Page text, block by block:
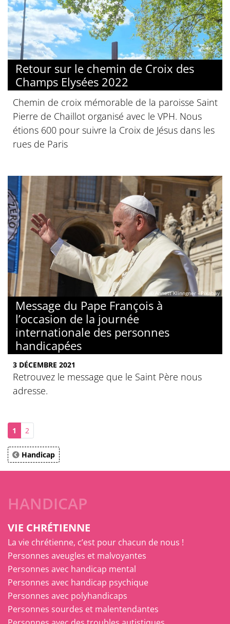
Retour sur le chemin de Croix des
Champs Elysées 2022
Chemin de croix mémorable de la paroisse Saint
Pierre de Chaillot organisé avec le VPH. Nous
étions 600 pour suivre la Croix de Jésus dans les
rues de Paris
© Annett Klinngner - Pixabay
Message du Pape François à
l’occasion de la journée
internationale des personnes
handicapées
3 DÉCEMBRE 2021
Retrouvez le message que le Saint Père nous
adresse.
1 2
Handicap
HANDICAP
VIE CHRÉTIENNE
La vie chrétienne, c’est pour chacun de nous !
Personnes aveugles et malvoyantes
Personnes avec handicap mental
Personnes avec handicap psychique
Personnes avec polyhandicaps
Personnes sourdes et malentendantes